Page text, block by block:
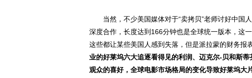
当然，不少美国媒体对于“卖拷贝”老师讨好中国
深度合作，长度达到166分钟也是全球统一版本，这
这些都让某些美国人感到失落，但是派拉蒙的财务报
业的好莱坞六大追逐看得见的利润、迈克尔-贝和斯
观众的喜好，全球电影市场格局的变化导致好莱坞